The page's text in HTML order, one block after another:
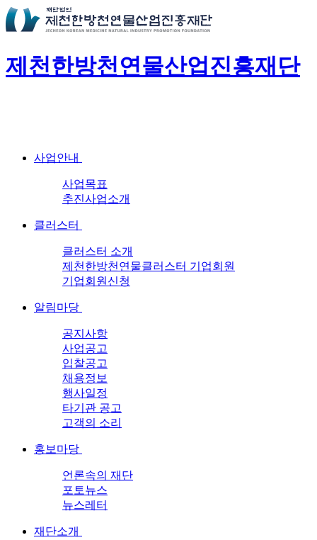
제천한방천연물산업진흥재단
사업안내
사업목표
추진사업소개
클러스터
클러스터 소개
제천한방천연물클러스터 기업회원
기업회원신청
알림마당
공지사항
사업공고
입찰공고
채용정보
행사일정
타기관 공고
고객의 소리
홍보마당
언론속의 재단
포토뉴스
뉴스레터
재단소개